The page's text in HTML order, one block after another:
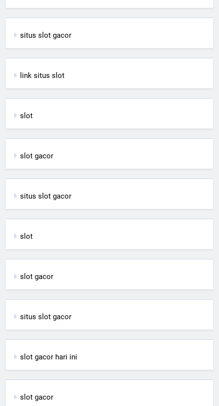
situs slot gacor
link situs slot
slot
slot gacor
situs slot gacor
slot
slot gacor
situs slot gacor
slot gacor hari ini
slot gacor